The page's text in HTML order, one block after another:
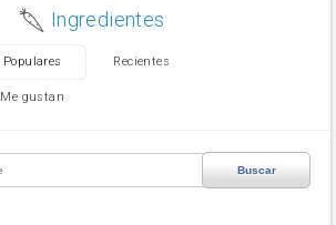
Ingredientes
Populares Recientes
Me gustan
Buscar